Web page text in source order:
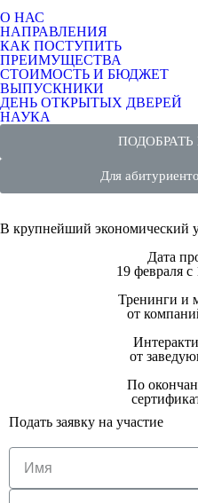
О НАС
НАПРАВЛЕНИЯ
КАК ПОСТУПИТЬ
ПРЕИМУЩЕСТВА
СТОИМОСТЬ И БЮДЖЕТ
ВЫПУСКНИКИ
ДЕНЬ ОТКРЫТЫХ ДВЕРЕЙ
НАУКА
Для
В крупнейший экономический
Дата
19 февраля
Тренинги и
от
от
По
Подать заявку на участие